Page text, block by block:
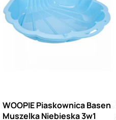
WOOPIE Piaskownica Basen
Muszelka Niebieska 3w1